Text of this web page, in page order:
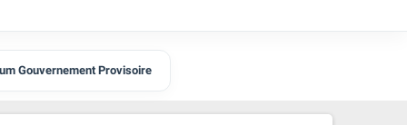
Gouvernement Provisoire